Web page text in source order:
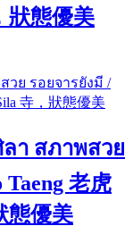
狀態優美
า สภาพสวย
老虎
態優美